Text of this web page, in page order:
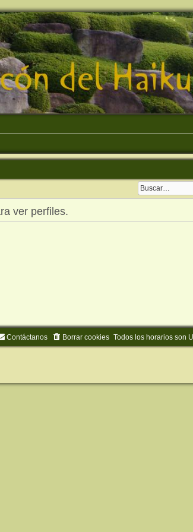
ver perfiles.
Todos los horarios son
Borrar cookies
Contáctanos